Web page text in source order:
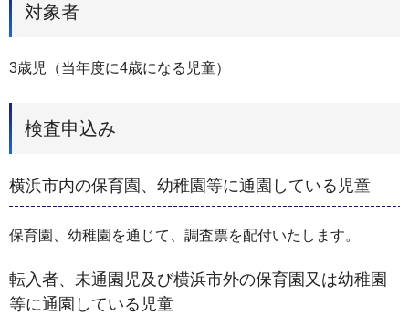
対象者
3歳児（当年度に4歳になる児童）
検査申込み
横浜市内の保育園、幼稚園等に通園している児童
保育園、幼稚園を通じて、調査票を配付いたします。
転入者、未通園児及び横浜市外の保育園又は幼稚園
等に通園している児童